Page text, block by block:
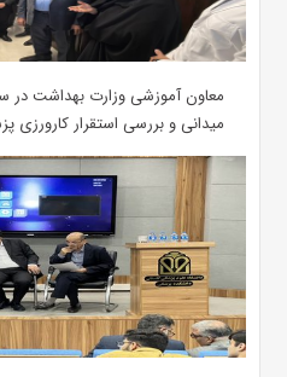
معاون آموزشی وزارت بهداشت در
میدانی و بررسی استقرار کارورزی